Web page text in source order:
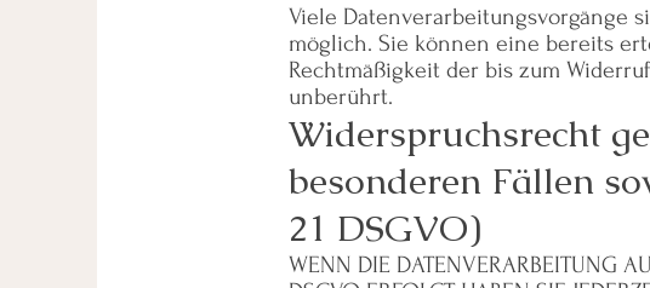
Viele Datenverarbeitungsvorgänge
möglich. Sie können eine bereits
Rechtmäßigkeit der bis zum
unberührt.
Widerspruchsrecht
besonderen Fällen
21 DSGVO)
WENN DIE DATENVERARBEITUNG